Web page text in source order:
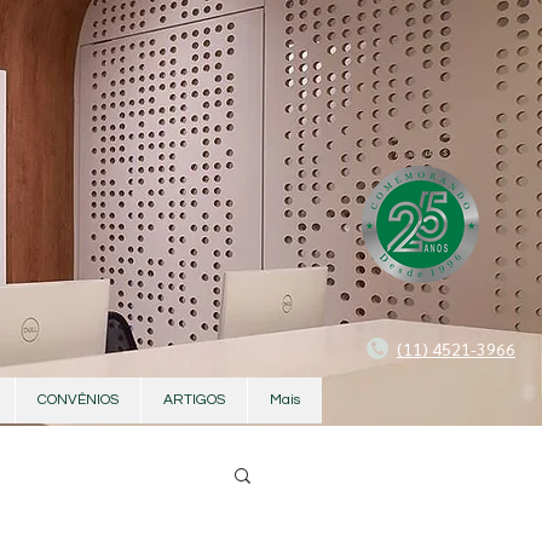
(11) 4521-3966
CONVÊNIOS ARTIGOS Mais